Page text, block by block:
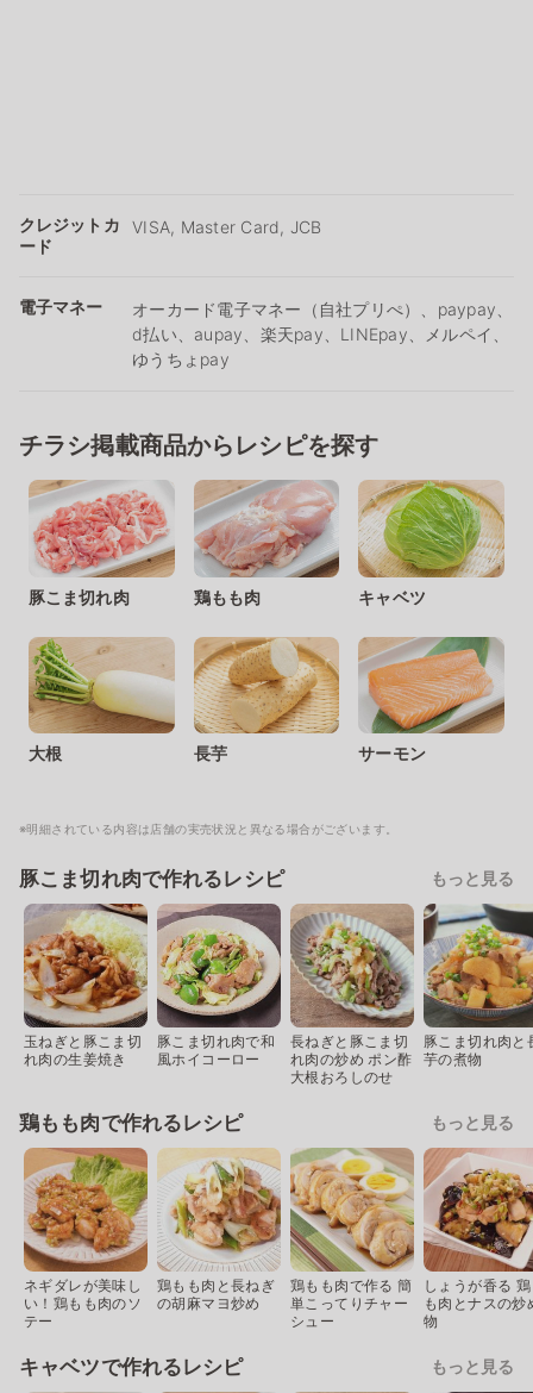
クレジットカ
ード
VISA, Master Card, JCB
電子マネー
オーカード電子マネー（自社プリぺ）、paypay、
d払い、aupay、楽天pay、LINEpay、メルペイ、
ゆうちょpay
チラシ掲載商品からレシピを探す
豚こま切れ肉 鶏もも肉 キャベツ
大根 長芋 サーモン
※明細されている内容は店舗の実売状況と異なる場合がございます。
豚こま切れ肉で作れるレシピ もっと見る
玉ねぎと豚こま切
れ肉の生姜焼き
豚こま切れ肉で和
風ホイコーロー
長ねぎと豚こま切
れ肉の炒め ポン酢
大根おろしのせ
豚こま切れ肉と
芋の煮物
鶏もも肉で作れるレシピ もっと見る
ネギダレが美味し
い！鶏もも肉のソ
テー
鶏もも肉と長ねぎ
の胡麻マヨ炒め
鶏もも肉で作る 簡
単こってりチャー
シュー
しょうが香る
も肉とナスの炒
物
キャベツで作れるレシピ もっと見る